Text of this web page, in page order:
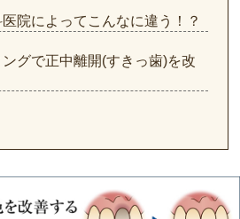
院によってこんなに違う！？
グで正中離開(すきっ歯)を改